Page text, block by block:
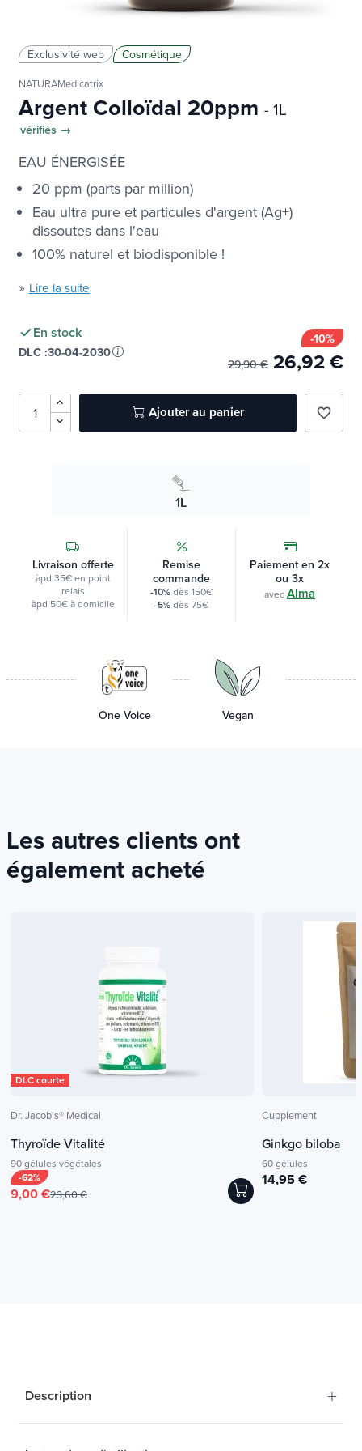
Exclusivité web Cosmétique
NATURAMedicatrix
Argent Colloïdal 20ppm - 1L
vérifiés →
EAU ÉNERGISÉE
20 ppm (parts par million)
Eau ultra pure et particules d'argent (Ag+)
dissoutes dans l'eau
100% naturel et biodisponible !
» Lire la suite
En stock
DLC :30-04-2030
-10%
29,90 € 26,92 €
Ajouter au panier favorite_border
1L
Livraison offerte
àpd 35€ en point
relais
àpd 50€ à domicile
Remise
commande
-10%dès 150€
-5%dès 75€
Paiement en 2x
ou 3x
avec Alma
One Voice Vegan
Les autres clients ont
également acheté
DLC courte
Dr. Jacob's® Medical
Thyroïde Vitalité
90 gélules végétales
-62%
9,00 €23,60 €
Cupplement
Ginkgo biloba
60 gélules
14,95 €
Description +